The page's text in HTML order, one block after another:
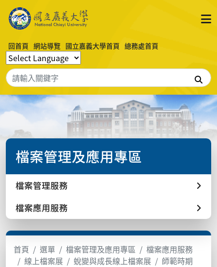
回首頁 網站導覽 國立嘉義大學首頁 總務處首頁
搜尋
檔案管理及應用專區
檔案管理服務
檔案應用服務
首頁 選單 檔案管理及應用專區
檔案應用服務
線上檔案展
蛻變與成長線上檔案展 師範時期